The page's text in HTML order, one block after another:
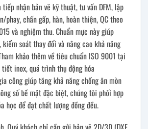
tiếp nhận bản vẽ kỹ thuật, tư vấn DFM, lập
chấn gấp, hàn, hoàn thiện, QC theo
và nghiệm thu. Chuẩn mực này giúp
soát thay đổi và nâng cao khả năng
khảo thêm về tiêu chuẩn ISO 9001 tại
inox, quá trình thụ động hóa
công giúp tăng khả năng chống ăn mòn
số bề mặt đặc biệt, chúng tôi phối hợp
học để đạt chất lượng đồng đều.